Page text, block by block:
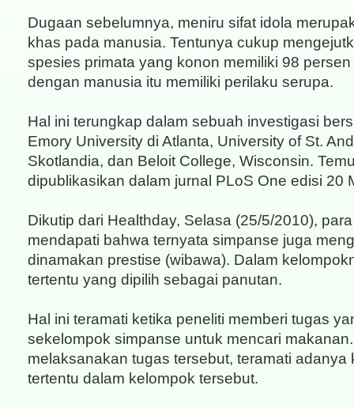
Dugaan sebelumnya, meniru sifat idola
khas pada manusia. Tentunya cukup
spesies primata yang konon memiliki 98
dengan manusia itu memiliki perilaku serupa.
Hal ini terungkap dalam sebuah investigasi
Emory University di Atlanta, University of St.
Skotlandia, dan Beloit College, Wisconsin.
dipublikasikan dalam jurnal PLoS One edisi 20
Dikutip dari Healthday, Selasa (25/5/2010),
mendapati bahwa ternyata simpanse juga
dinamakan prestise (wibawa). Dalam
tertentu yang dipilih sebagai panutan.
Hal ini teramati ketika peneliti memberi tugas
sekelompok simpanse untuk mencari
melaksanakan tugas tersebut, teramati adanya
tertentu dalam kelompok tersebut.